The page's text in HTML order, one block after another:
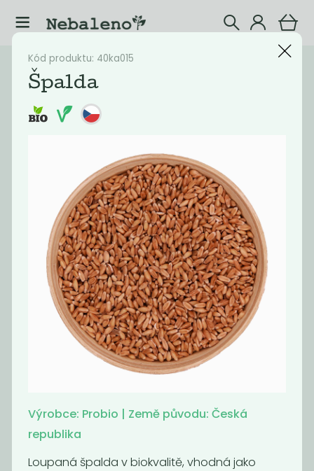
Katalog Potraviny
Filtrovat produkty
Nejlevnější Nejdražší
Quinoa barevná
199Kč/ Kg
Momentálně
nedostupné
Pohanka
75Kč/ Kg
Kód produktu: 40ka015
Špalda
Výrobce: Probio | Země původu: Česká
republika
Loupaná špalda v biokvalitě, vhodná jako